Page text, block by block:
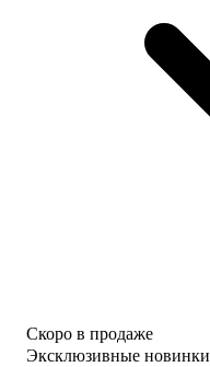
Скоро в продаже
Эксклюзивные новинки